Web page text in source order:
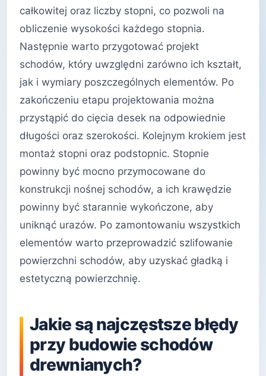
całkowitej oraz liczby stopni, co pozwoli na
obliczenie wysokości każdego stopnia.
Następnie warto przygotować projekt
schodów, który uwzględni zarówno ich kształt,
jak i wymiary poszczególnych elementów. Po
zakończeniu etapu projektowania można
przystąpić do cięcia desek na odpowiednie
długości oraz szerokości. Kolejnym krokiem jest
montaż stopni oraz podstopnic. Stopnie
powinny być mocno przymocowane do
konstrukcji nośnej schodów, a ich krawędzie
powinny być starannie wykończone, aby
uniknąć urazów. Po zamontowaniu wszystkich
elementów warto przeprowadzić szlifowanie
powierzchni schodów, aby uzyskać gładką i
estetyczną powierzchnię.
Jakie są najczęstsze błędy
przy budowie schodów
drewnianych?